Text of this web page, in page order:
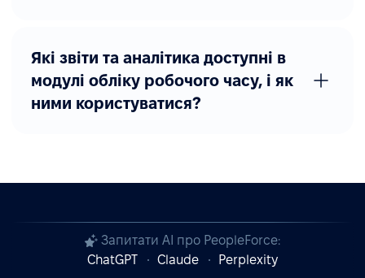
Які звіти та аналітика доступні в
модулі обліку робочого часу, і як
ними користуватися?
Запитати AI про PeopleForce:
ChatGPT
Claude Perplexity